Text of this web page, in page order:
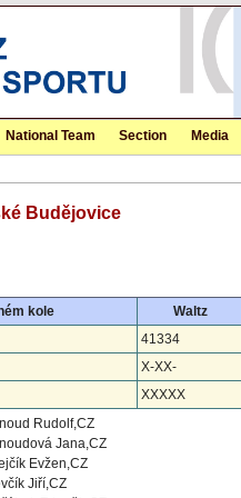
National Team Section Media
Budějovice
kole Waltz
41334
X-XX-
XXXXX
Rudolf,CZ
Jana,CZ
Evžen,CZ
Jiří,CZ